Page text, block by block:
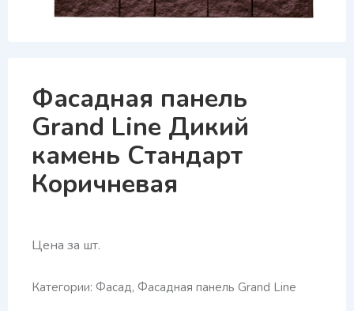
Фасадная панель
Grand Line Дикий
камень Стандарт
Коричневая
Цена за шт.
Категории: Фасад, Фасадная панель Grand Line